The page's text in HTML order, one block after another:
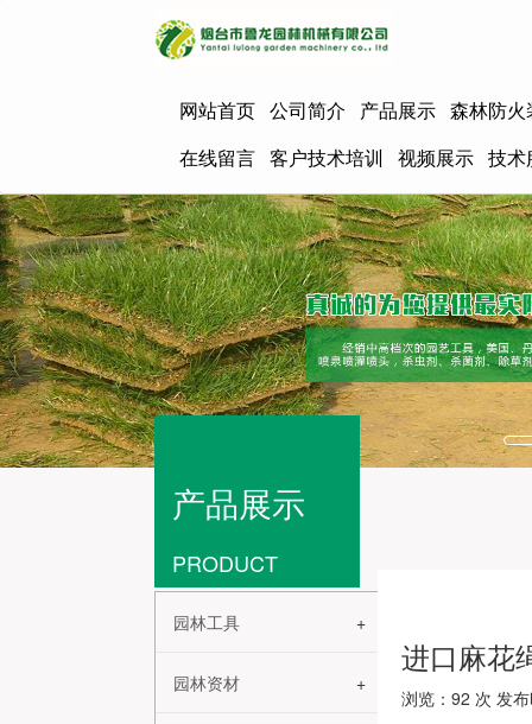
网站首页 公司简介 产品展示 森林防火
在线留言 客户技术培训 视频展示 技术
产品展示
PRODUCT
园林工具
园林资材
进口麻花
浏览： 92 次 发